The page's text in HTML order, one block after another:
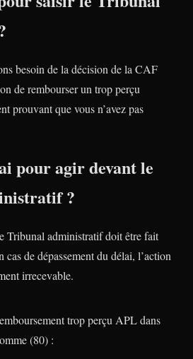
besoin de la décision de la CAF
de rembourser un trop perçu
prouvant que vous n’avez pas
pour agir devant le
?
Tribunal administratif doit être fait
de dépassement du délai, l’action
irrecevable.
trop perçu APL dans
(80) :